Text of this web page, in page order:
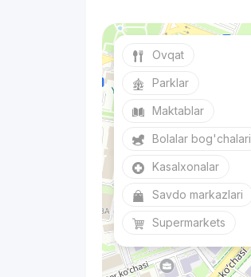
Ovqat
Parklar
Maktablar
Bolalar bog'chalari
Kasalxonalar
Savdo markazlari
Supermarkets